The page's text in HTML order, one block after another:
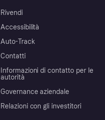
Rivendi
Accessibilità
Auto-Track
Contatti
Informazioni di contatto per le
autorità
Governance aziendale
Relazioni con gli investitori